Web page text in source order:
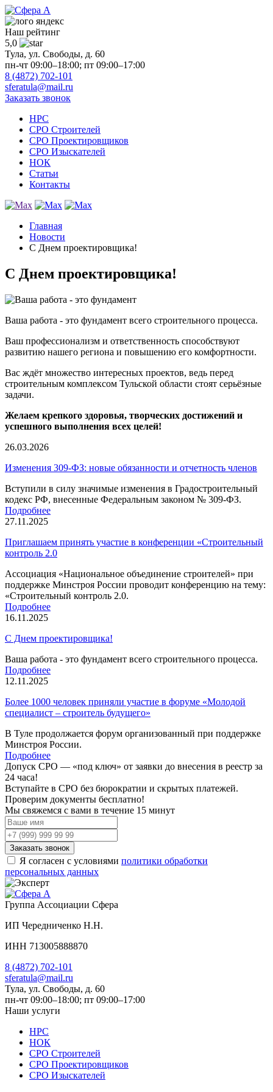
Наш рейтинг
5,0
Тула, ул. Свободы, д. 60
пн-чт 09:00–18:00; пт 09:00–17:00
8 (4872) 702-101
sferatula@mail.ru
Заказать звонок
НРС
СРО Строителей
СРО Проектировщиков
СРО Изыскателей
НОК
Статьи
Контакты
Главная
Новости
С Днем проектировщика!
С Днем проектировщика!
Ваша работа - это фундамент всего строительного процесса.
Ваш профессионализм и ответственность способствуют
развитию нашего региона и повышению его комфортности.
Вас ждёт множество интересных проектов, ведь перед
строительным комплексом Тульской области стоят серьёзные
задачи.
Желаем крепкого здоровья, творческих достижений и
успешного выполнения всех целей!
26.03.2026
Изменения 309-ФЗ: новые обязанности и отчетность членов
Вступили в силу значимые изменения в Градостроительный
кодекс РФ, внесенные Федеральным законом № 309-ФЗ.
Подробнее
27.11.2025
Приглашаем принять участие в конференции «Строительный
контроль 2.0
Ассоциация «Национальное объединение строителей» при
поддержке Минстроя России проводит конференцию на тему:
«Строительный контроль 2.0.
Подробнее
16.11.2025
С Днем проектировщика!
Ваша работа - это фундамент всего строительного процесса.
Подробнее
12.11.2025
Более 1000 человек приняли участие в форуме «Молодой
специалист – строитель будущего»
В Туле продолжается форум организованный при поддержке
Минстроя России.
Подробнее
Допуск СРО — «под ключ» от заявки до внесения в реестр за
24 часа!
Вступайте в СРО без бюрократии и скрытых платежей.
Проверим документы бесплатно!
Мы свяжемся с вами в течение 15 минут
Заказать звонок
Я согласен с условиями политики обработки
персональных данных
Группа Ассоциации Сфера
ИП Чередниченко Н.Н.
ИНН 713005888870
8 (4872) 702-101
sferatula@mail.ru
Тула, ул. Свободы, д. 60
пн-чт 09:00–18:00; пт 09:00–17:00
Наши услуги
НРС
НОК
СРО Строителей
СРО Проектировщиков
СРО Изыскателей